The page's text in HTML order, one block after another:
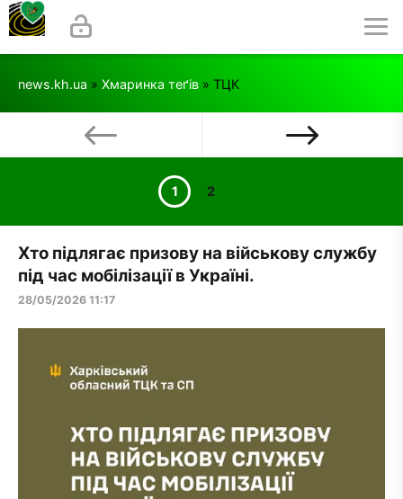
news.kh.ua » Хмаринка теґів » ТЦК
1 2
Хто підлягає призову на військову службу
під час мобілізації в Україні.
28/05/2026 11:17